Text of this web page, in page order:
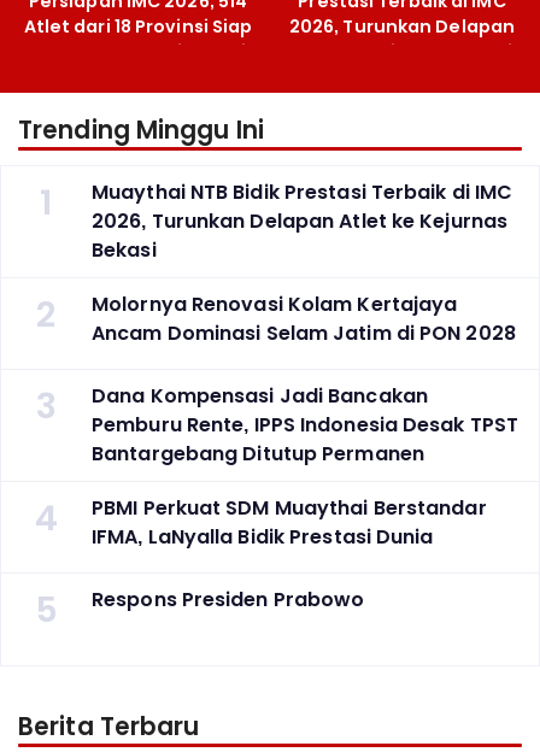
Atlet dari 18 Provinsi Siap
Berlaga Besok di Bekasi
2026, Turunkan Delapan
Atlet ke Kejurnas Bekasi
Trending Minggu Ini
1
Muaythai NTB Bidik Prestasi Terbaik di IMC
2026, Turunkan Delapan Atlet ke Kejurnas
Bekasi
2
Molornya Renovasi Kolam Kertajaya
Ancam Dominasi Selam Jatim di PON 2028
3
Dana Kompensasi Jadi Bancakan
Pemburu Rente, IPPS Indonesia Desak TPST
Bantargebang Ditutup Permanen
4
PBMI Perkuat SDM Muaythai Berstandar
IFMA, LaNyalla Bidik Prestasi Dunia
5 Respons Presiden Prabowo
Berita Terbaru